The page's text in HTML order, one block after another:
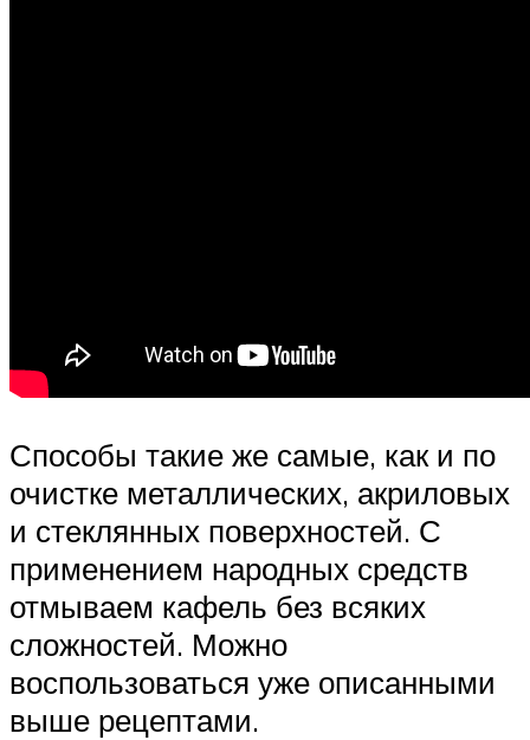
Способы такие же самые, как и по
очистке металлических, акриловых
и стеклянных поверхностей. С
применением народных средств
отмываем кафель без всяких
сложностей. Можно
воспользоваться уже описанными
выше рецептами.